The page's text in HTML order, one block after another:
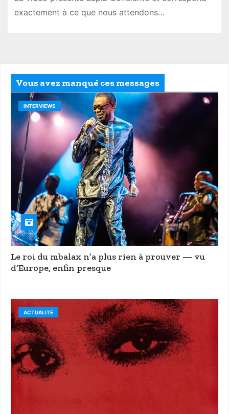
exactement à ce que nous attendons…
Vous avez manqué ces messages
INTERVIEWS
Le roi du mbalax n’a plus rien à prouver — vu
d’Europe, enfin presque
ACTUALITÉ